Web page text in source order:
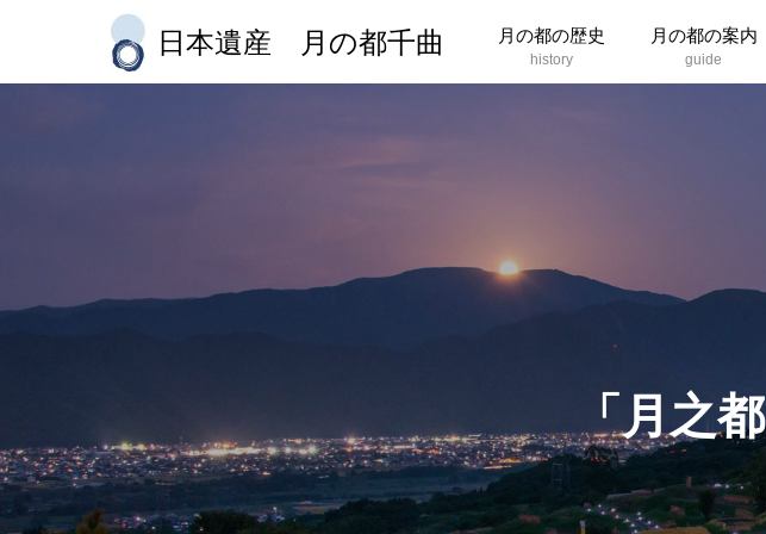
日本遺産 月の都千曲 月の都の歴史 月の都の案内
「月 之都